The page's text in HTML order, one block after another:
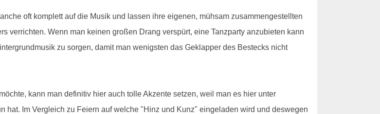
oft komplett auf die Musik und lassen ihre eigenen, mühsam zusammengestellten
verrichten. Wenn man keinen großen Drang verspürt, eine Tanzparty anzubieten kann
zu sorgen, damit man wenigsten das Geklapper des Bestecks nicht
kann man definitiv hier auch tolle Akzente setzen, weil man es hier unter
hat. Im Vergleich zu Feiern auf welche "Hinz und Kunz" eingeladen wird und deswegen